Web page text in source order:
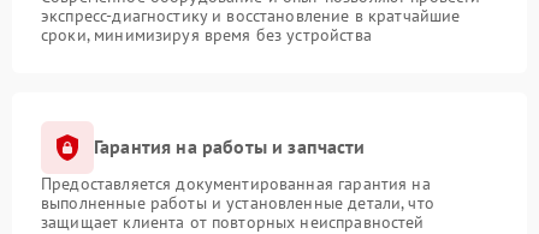
экспресс-диагностику и восстановление в кратчайшие
сроки, минимизируя время без устройства
Гарантия на работы и запчасти
Предоставляется документированная гарантия на
выполненные работы и установленные детали, что
защищает клиента от повторных неисправностей